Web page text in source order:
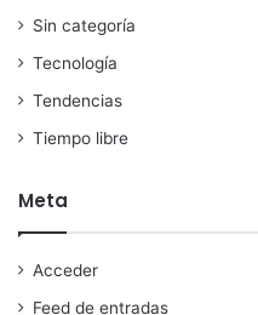
Sin categoría
Tecnología
Tendencias
Tiempo libre
Meta
Acceder
Feed de entradas